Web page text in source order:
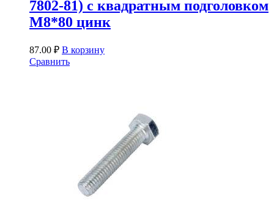
7802-81) с квадратным подголовком
М8*80 цинк
87.00 ₽ В корзину
Сравнить